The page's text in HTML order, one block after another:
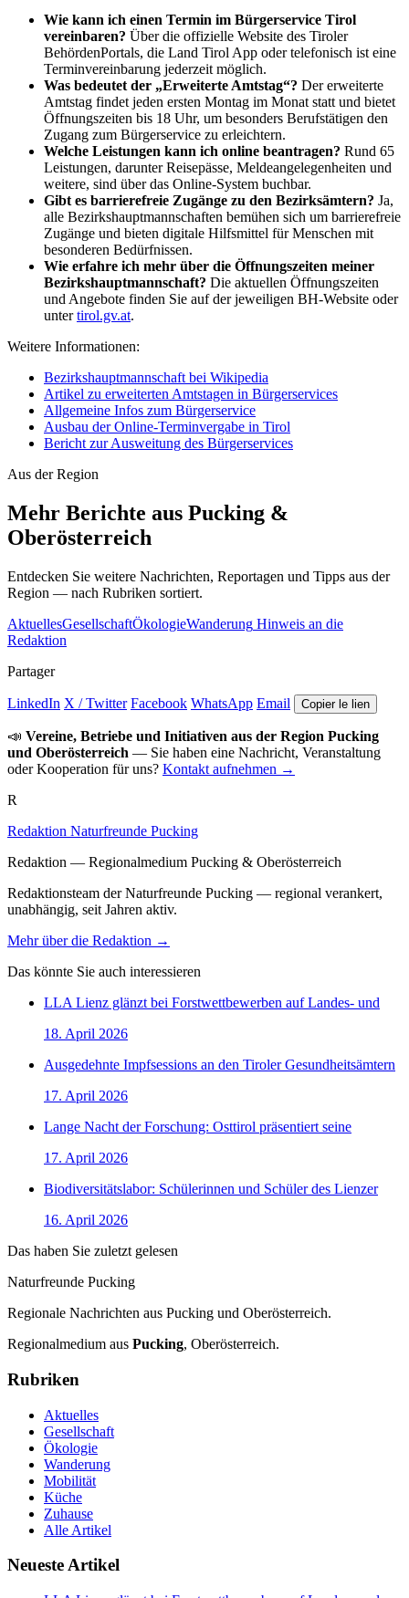
Wie kann ich einen Termin im Bürgerservice Tirol
vereinbaren? Über die offizielle Website des Tiroler
BehördenPortals, die Land Tirol App oder telefonisch ist eine
Terminvereinbarung jederzeit möglich.
Was bedeutet der „Erweiterte Amtstag“? Der erweiterte
Amtstag findet jeden ersten Montag im Monat statt und bietet
Öffnungszeiten bis 18 Uhr, um besonders Berufstätigen den
Zugang zum Bürgerservice zu erleichtern.
Welche Leistungen kann ich online beantragen? Rund 65
Leistungen, darunter Reisepässe, Meldeangelegenheiten und
weitere, sind über das Online-System buchbar.
Gibt es barrierefreie Zugänge zu den Bezirksämtern? Ja,
alle Bezirkshauptmannschaften bemühen sich um barrierefreie
Zugänge und bieten digitale Hilfsmittel für Menschen mit
besonderen Bedürfnissen.
Wie erfahre ich mehr über die Öffnungszeiten meiner
Bezirkshauptmannschaft? Die aktuellen Öffnungszeiten
und Angebote finden Sie auf der jeweiligen BH-Website oder
untertirol.gv.at.
Weitere Informationen:
Bezirkshauptmannschaft bei Wikipedia
Artikel zu erweiterten Amtstagen in Bürgerservices
Allgemeine Infos zum Bürgerservice
Ausbau der Online-Terminvergabe in Tirol
Bericht zur Ausweitung des Bürgerservices
Aus der Region
Mehr Berichte aus Pucking &
Oberösterreich
Entdecken Sie weitere Nachrichten, Reportagen und Tipps aus der
Region — nach Rubriken sortiert.
AktuellesGesellschaftÖkologieWanderung Hinweis an die
Redaktion
Partager
LinkedIn X / Twitter Facebook WhatsApp Email Copier le lien
📣 Vereine, Betriebe und Initiativen aus der Region Pucking
und Oberösterreich — Sie haben eine Nachricht, Veranstaltung
oder Kooperation für uns? Kontakt aufnehmen →
R
Redaktion Naturfreunde Pucking
Redaktion — Regionalmedium Pucking & Oberösterreich
Redaktionsteam der Naturfreunde Pucking — regional verankert,
unabhängig, seit Jahren aktiv.
Mehr über die Redaktion →
Das könnte Sie auch interessieren
LLA Lienz glänzt bei Forstwettbewerben auf Landes- und
18. April 2026
Ausgedehnte Impfsessions an den Tiroler Gesundheitsämtern
17. April 2026
Lange Nacht der Forschung: Osttirol präsentiert seine
17. April 2026
Biodiversitätslabor: Schülerinnen und Schüler des Lienzer
16. April 2026
Das haben Sie zuletzt gelesen
Naturfreunde Pucking
Regionale Nachrichten aus Pucking und Oberösterreich.
Regionalmedium aus Pucking, Oberösterreich.
Rubriken
Aktuelles
Gesellschaft
Ökologie
Wanderung
Mobilität
Küche
Zuhause
Alle Artikel
Neueste Artikel